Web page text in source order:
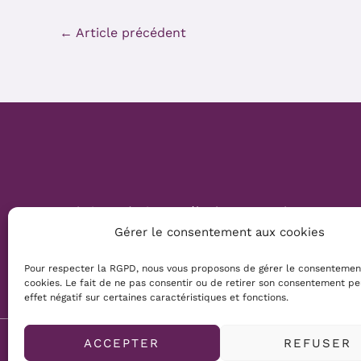
Gérer le consentement aux cookies
Pour respecter la RGPD, nous vous proposons de gérer le
cookies. Le fait de ne pas consentir ou de retirer son consentement
effet négatif sur certaines caractéristiques et fonctions.
ACCEPTER REFUSER
← Article précédent
Website Création :Mélanie Parmentier
Copyright © 2026 Mamans Louves